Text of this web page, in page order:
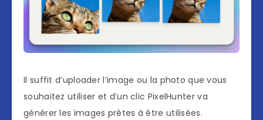
Il suffit d’uploader l’image ou la photo que vous
souhaitez utiliser et d’un clic PixelHunter va
générer les images prêtes à être utilisées.